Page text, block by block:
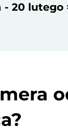
- 20 lutego